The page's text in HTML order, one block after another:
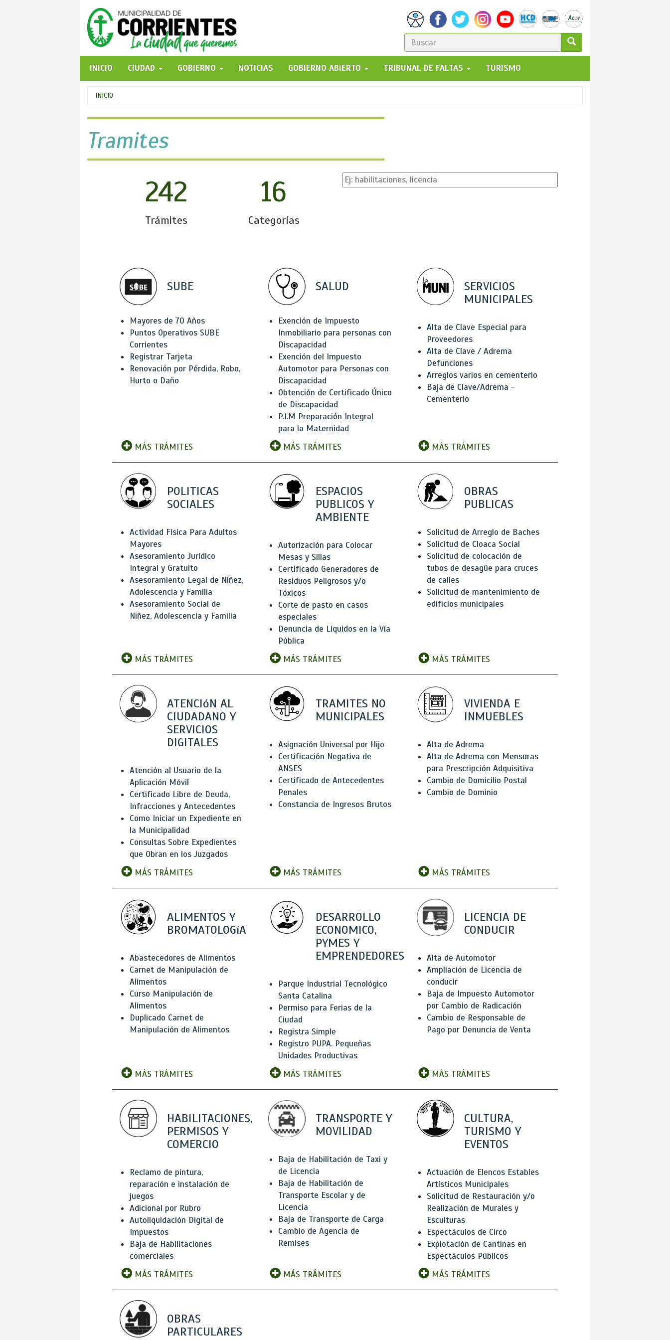
FORMULARIO
DE
BÚSQUEDA
GO!
INICIO
CIUDAD GOBIERNO NOTICIAS GOBIERNO ABIERTO TRIBUNAL DE FALTAS TURISMO
Se
encuentra
usted
aquí
INICIO
Tramites
242
Trámites
16
Categorías
SUBE
Mayores de 70 Años
Puntos Operativos SUBE
Corrientes
Registrar Tarjeta
Renovación por Pérdida, Robo,
Hurto o Daño
MÁS TRÁMITES
SALUD
Exención de Impuesto
Inmobiliario para personas con
Discapacidad
Exención del Impuesto
Automotor para Personas con
Discapacidad
Obtención de Certificado Único
de Discapacidad
P.I.M Preparación Integral
para la Maternidad
MÁS TRÁMITES
SERVICIOS
MUNICIPALES
Alta de Clave Especial para
Proveedores
Alta de Clave / Adrema
Defunciones
Arreglos varios en cementerio
Baja de Clave/Adrema -
Cementerio
MÁS TRÁMITES
POLITICAS
SOCIALES
Actividad Física Para Adultos
Mayores
Asesoramiento Jurídico
Integral y Gratuito
Asesoramiento Legal de Niñez,
Adolescencia y Familia
Asesoramiento Social de
Niñez, Adolescencia y Familia
MÁS TRÁMITES
ESPACIOS
PUBLICOS Y
AMBIENTE
Autorización para Colocar
Mesas y Sillas
Certificado Generadores de
Residuos Peligrosos y/o
Tóxicos
Corte de pasto en casos
especiales
Denuncia de Líquidos en la Vía
Pública
MÁS TRÁMITES
OBRAS
PUBLICAS
Solicitud de Arreglo de Baches
Solicitud de Cloaca Social
Solicitud de colocación de
tubos de desagüe para cruces
de calles
Solicitud de mantenimiento de
edificios municipales
MÁS TRÁMITES
ATENCIóN AL
CIUDADANO Y
SERVICIOS
DIGITALES
Atención al Usuario de la
Aplicación Móvil
Certificado Libre de Deuda,
Infracciones y Antecedentes
Como Iniciar un Expediente en
la Municipalidad
Consultas Sobre Expedientes
que Obran en los Juzgados
MÁS TRÁMITES
TRAMITES NO
MUNICIPALES
Asignación Universal por Hijo
Certificación Negativa de
ANSES
Certificado de Antecedentes
Penales
Constancia de Ingresos Brutos
MÁS TRÁMITES
VIVIENDA E
INMUEBLES
Alta de Adrema
Alta de Adrema con Mensuras
para Prescripción Adquisitiva
Cambio de Domicilio Postal
Cambio de Dominio
MÁS TRÁMITES
ALIMENTOS Y
BROMATOLOGíA
Abastecedores de Alimentos
Carnet de Manipulación de
Alimentos
Curso Manipulación de
Alimentos
Duplicado Carnet de
Manipulación de Alimentos
MÁS TRÁMITES
DESARROLLO
ECONOMICO,
PYMES Y
EMPRENDEDORES
Parque Industrial Tecnológico
Santa Catalina
Permiso para Ferias de la
Ciudad
Registra Simple
Registro PUPA. Pequeñas
Unidades Productivas
MÁS TRÁMITES
LICENCIA DE
CONDUCIR
Alta de Automotor
Ampliación de Licencia de
conducir
Baja de Impuesto Automotor
por Cambio de Radicación
Cambio de Responsable de
Pago por Denuncia de Venta
MÁS TRÁMITES
HABILITACIONES,
PERMISOS Y
COMERCIO
Reclamo de pintura,
reparación e instalación de
juegos
Adicional por Rubro
Autoliquidación Digital de
Impuestos
Baja de Habilitaciones
comerciales
MÁS TRÁMITES
TRANSPORTE Y
MOVILIDAD
Baja de Habilitación de Taxi y
de Licencia
Baja de Habilitación de
Transporte Escolar y de
Licencia
Baja de Transporte de Carga
Cambio de Agencia de
Remises
MÁS TRÁMITES
CULTURA,
TURISMO Y
EVENTOS
Actuación de Elencos Estables
Artísticos Municipales
Solicitud de Restauración y/o
Realización de Murales y
Esculturas
Espectáculos de Circo
Explotación de Cantinas en
Espectáculos Públicos
MÁS TRÁMITES
OBRAS
PARTICULARES